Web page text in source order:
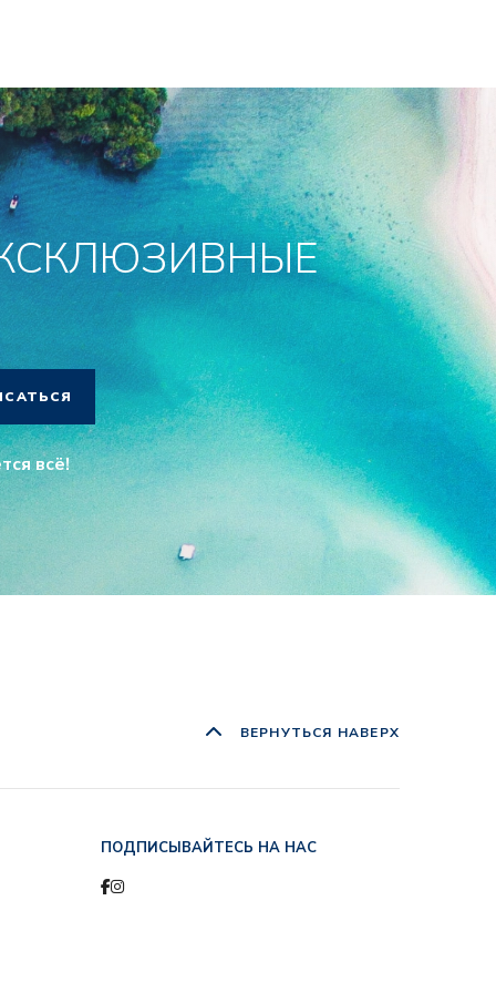
всё!
ВЕРНУТЬСЯ НАВЕРХ
ПОДПИСЫВАЙТЕСЬ НА НАС